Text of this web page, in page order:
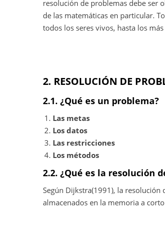
resolución de problemas debe ser
de las matemáticas en particular.
todos los seres vivos, hasta los
2. RESOLUCIÓN DE
2.1. ¿Qué es un problema?
Las metas
Los datos
Las restricciones
Los métodos
2.2. ¿Qué es la resolución
Según Dijkstra(1991), la
almacenados en la memoria a